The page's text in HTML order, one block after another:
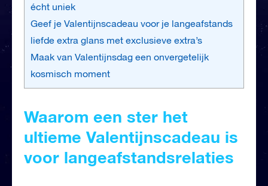
écht uniek
Geef je Valentijnscadeau voor je langeafstands
liefde extra glans met exclusieve extra’s
Maak van Valentijnsdag een onvergetelijk
kosmisch moment
Waarom een ster het
ultieme Valentijnscadeau is
voor langeafstandsrelaties